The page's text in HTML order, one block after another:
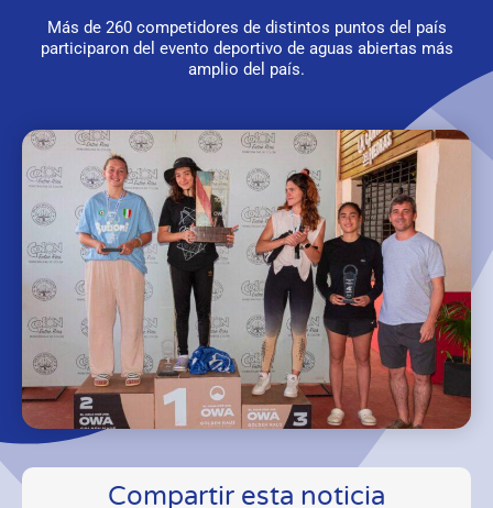
Más de 260 competidores de distintos puntos del país
participaron del evento deportivo de aguas abiertas más
amplio del país.
Compartir esta noticia